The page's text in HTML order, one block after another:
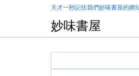
天才一秒記住我們妙味書屋的網
妙味書屋